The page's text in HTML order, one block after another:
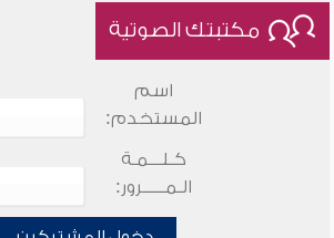
مكتبتك الصوتية
اسم
المستخدم:
كـلـــمـة
الـمـــــرور: